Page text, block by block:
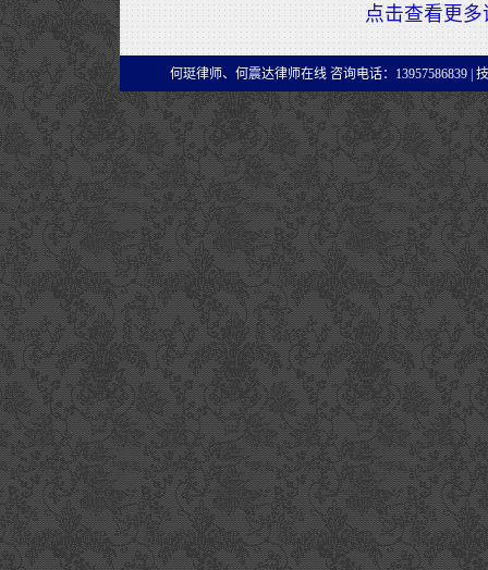
点击查看更多
何珽律师、何震达律师在线 咨询电话：13957586839 |